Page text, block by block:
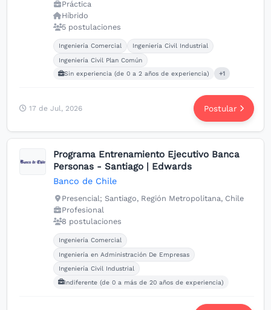
Práctica
Híbrido
5 postulaciones
Carreras buscadas:
Ingeniería Comercial
Ingeniería Civil Industrial
Ingeniería Civil Plan Común
Sin experiencia (de 0 a 2 años de experiencia)
+1
17 de Jul, 2026 Postular
Programa Entrenamiento Ejecutivo Banca
Personas - Santiago | Edwards
Banco de Chile
Presencial; Santiago, Región Metropolitana, Chile
Profesional
8 postulaciones
Carreras buscadas:
Ingeniería Comercial
Ingeniería en Administración De Empresas
Ingeniería Civil Industrial
Indiferente (de 0 a más de 20 años de experiencia)